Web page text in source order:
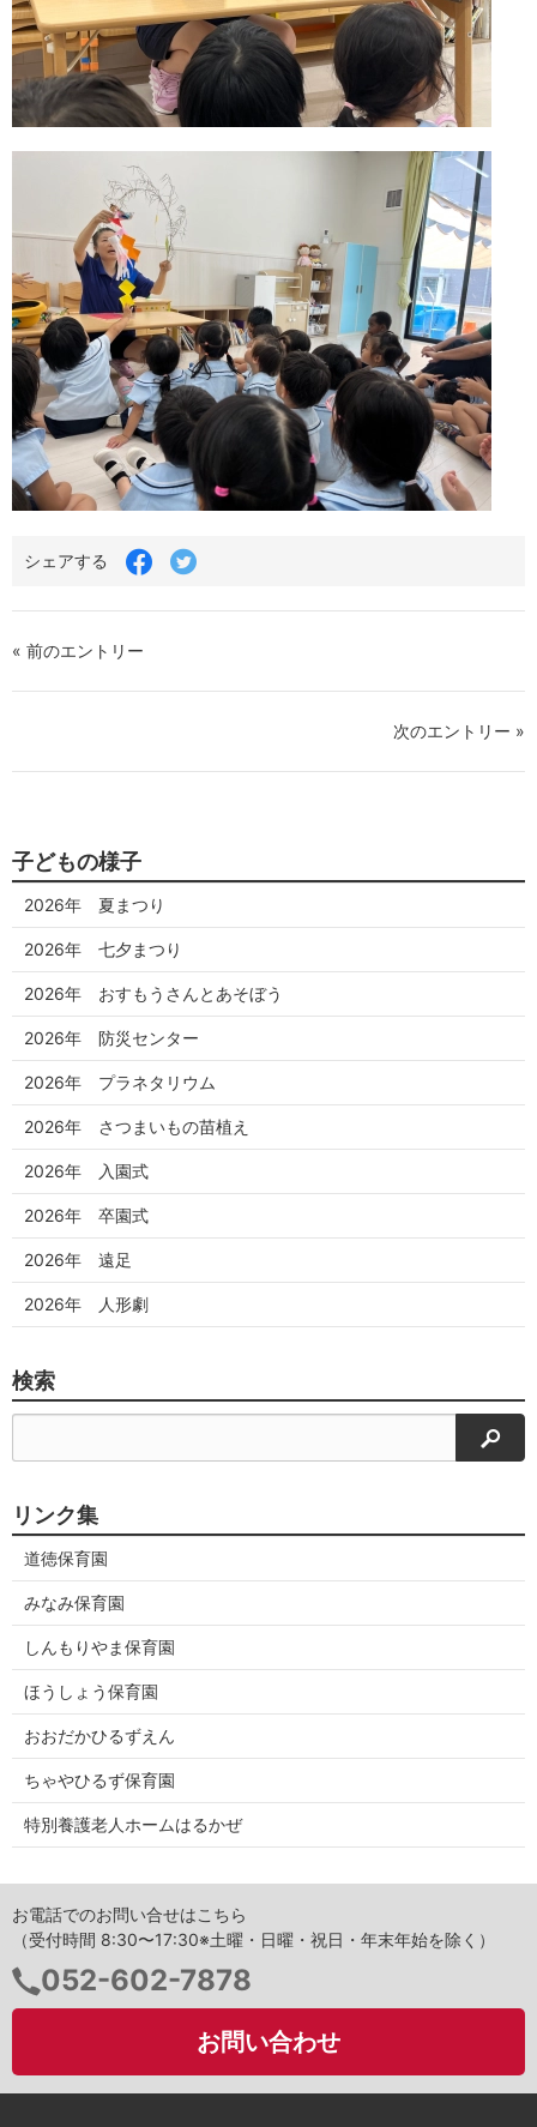
シェアする
Facebook
ェ
Twitter
ェ
« 前のエントリー
次のエントリー »
子どもの様子
2026年 夏まつり
2026年 七夕まつり
2026年 おすもうさんとあそぼう
2026年 防災センター
2026年 プラネタリウム
2026年 さつまいもの苗植え
2026年 入園式
2026年 卒園式
2026年 遠足
2026年 人形劇
検索
検索
リンク集
道徳保育園
みなみ保育園
しんもりやま保育園
ほうしょう保育園
おおだかひるずえん
ちゃやひるず保育園
特別養護老人ホームはるかぜ
お電話でのお問い合せはこちら
（受付時間 8:30〜17:30※土曜・日曜・祝日・年末年始を除く）
電
話
号：
052-602-7878
お問い合わせ